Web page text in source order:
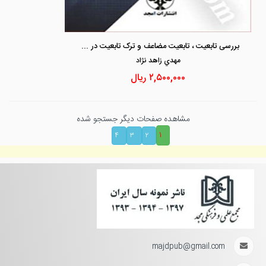
بررسی تابعیت ، تابعیت مضاعف و ترک تابعیت در حقوق ایران
مهدي زاهد نژاد
۲,۵۰۰,۰۰۰ریال
مشاهده صفحات دیگر جستجو شده
۱
۲ ۳ ۴
majdpub@gmail.com